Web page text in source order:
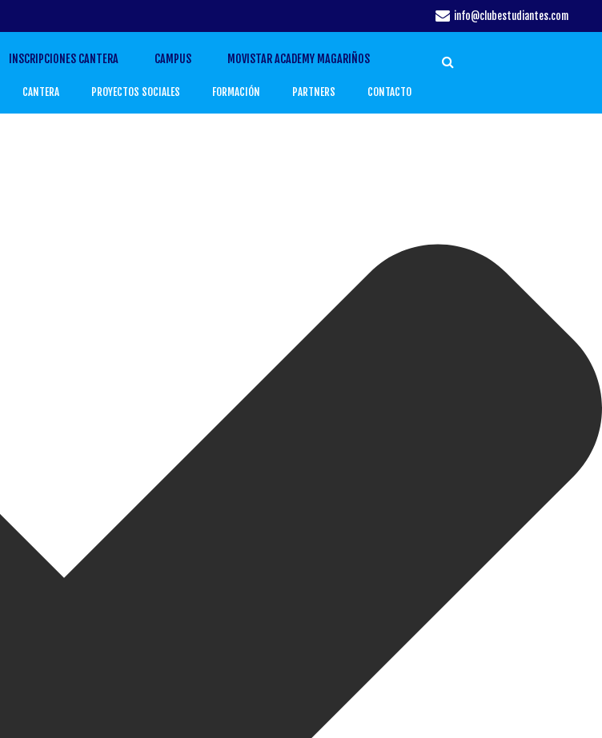
info@clubestudiantes.com
INSCRIPCIONES CANTERA CAMPUS MOVISTAR ACADEMY MAGARIÑOS
CANTERA PROYECTOS SOCIALES FORMACIÓN PARTNERS CONTACTO